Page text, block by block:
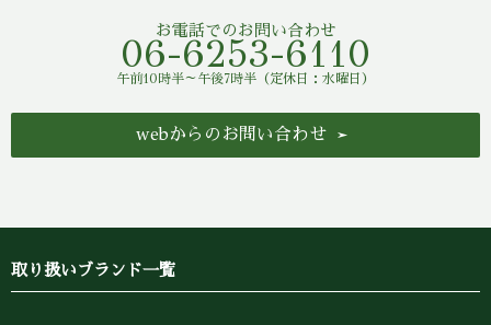
お電話でのお問い合わせ
06-6253-6110
午前10時半～午後7時半（定休日：水曜日）
webからのお問い合わせ
取り扱いブランド一覧